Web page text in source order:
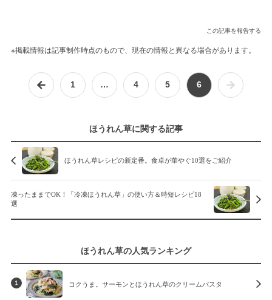
この記事を報告する
※掲載情報は記事制作時点のもので、現在の情報と異なる場合があります。
1 … 4 5 6
ほうれん草に関する記事
ほうれん草レシピの新定番。食卓が華やぐ10選をご紹介
凍ったままでOK！「冷凍ほうれん草」の使い方＆時短レシピ18
選
ほうれん草の人気ランキング
1 コクうま。サーモンとほうれん草のクリームパスタ